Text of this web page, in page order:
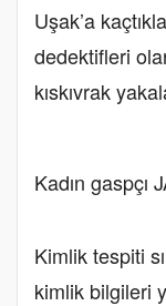
Uşak’a
dedektifleri
kıskıvrak
Kadın gaspçı
Kimlik tespiti
kimlik bilgileri